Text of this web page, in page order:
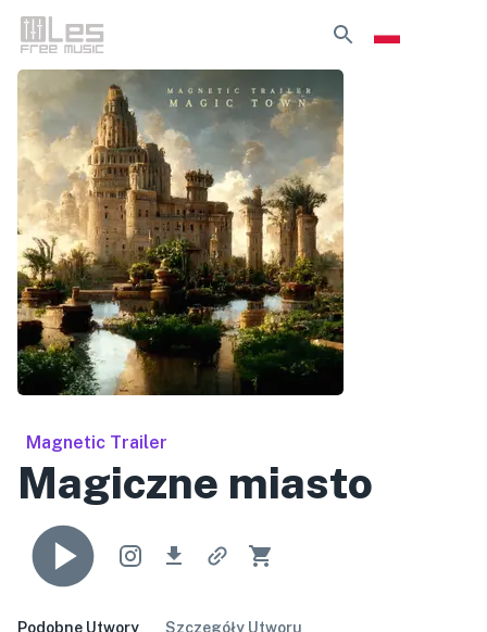
Magnetic Trailer
Magiczne miasto
Podobne Utwory Szczegóły Utworu